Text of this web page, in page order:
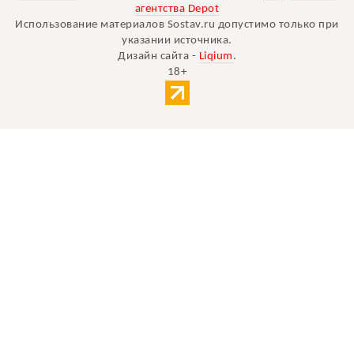
агентства Depot
Использование материалов Sostav.ru допустимо только при
указании источника.
Дизайн сайта - Liqium .
18+